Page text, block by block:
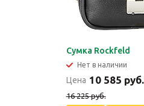
Сумка Rockfeld
Нет в наличии
Цена 10 585 руб.
16 225 руб.